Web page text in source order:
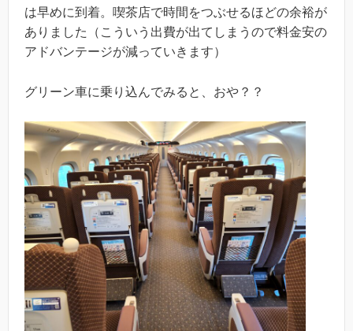
は早めに到着。喫茶店で時間をつぶせるほどの余裕が
ありました（こういう出費が出てしまうので料金安の
アドバンテージが減っていきます）
グリーン車に乗り込んでみると、おや？？